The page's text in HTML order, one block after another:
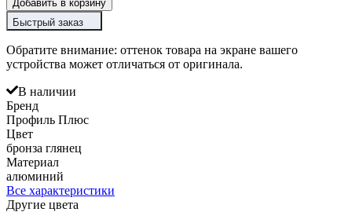
Добавить в корзину
Быстрый заказ
Обратите внимание: оттенок товара на экране вашего
устройства может отличаться от оригинала.
В наличии
Бренд
Профиль Плюс
Цвет
бронза глянец
Материал
алюминий
Все характеристики
Другие цвета